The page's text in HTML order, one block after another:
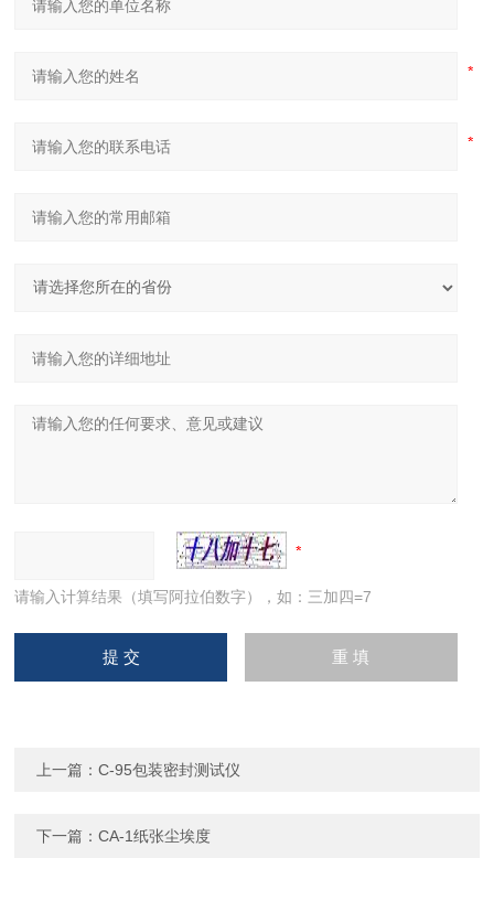
请输入计算结果（填写阿拉伯数字），如：三加四=7
上一篇：C-95包装密封测试仪
下一篇：CA-1纸张尘埃度